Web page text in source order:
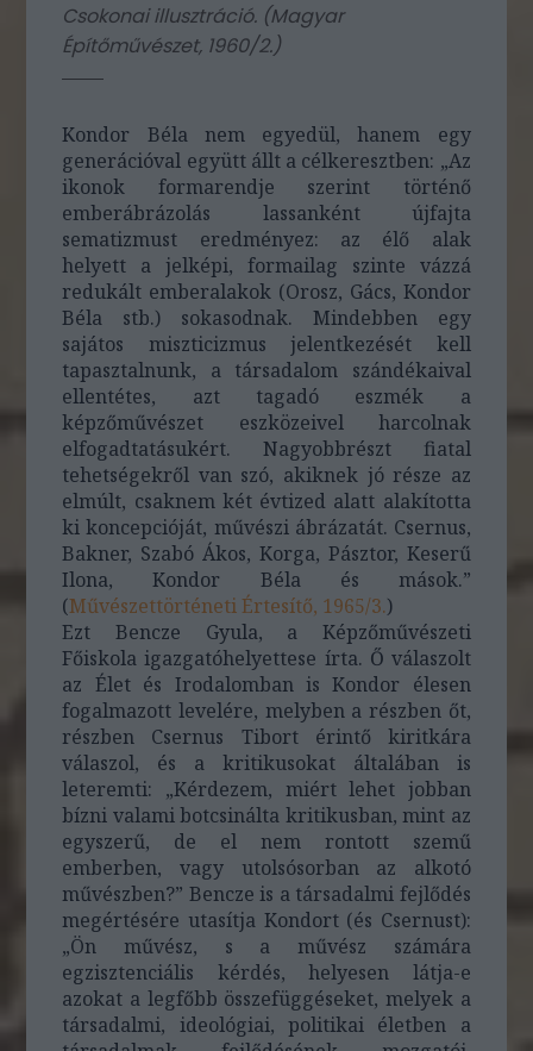
Csokonai illusztráció. (Magyar
Építőművészet, 1960/2.)
Kondor Béla nem egyedül, hanem egy
generációval együtt állt a célkeresztben: „Az
ikonok formarendje szerint történő
emberábrázolás lassanként újfajta
sematizmust eredményez: az élő alak
helyett a jelképi, formailag szinte vázzá
redukált emberalakok (Orosz, Gács, Kondor
Béla stb.) sokasodnak. Mindebben egy
sajátos miszticizmus jelentkezését kell
tapasztalnunk, a társadalom szándékaival
ellentétes, azt tagadó eszmék a
képzőművészet eszközeivel harcolnak
elfogadtatásukért. Nagyobbrészt fiatal
tehetségekről van szó, akiknek jó része az
elmúlt, csaknem két évtized alatt alakította
ki koncepcióját, művészi ábrázatát. Csernus,
Bakner, Szabó Ákos, Korga, Pásztor, Keserű
Ilona, Kondor Béla és mások.”
(Művészettörténeti Értesítő, 1965/3.)
Ezt Bencze Gyula, a Képzőművészeti
Főiskola igazgatóhelyettese írta. Ő válaszolt
az Élet és Irodalomban is Kondor élesen
fogalmazott levelére, melyben a részben őt,
részben Csernus Tibort érintő kiritkára
válaszol, és a kritikusokat általában is
leteremti: „Kérdezem, miért lehet jobban
bízni valami botcsinálta kritikusban, mint az
egyszerű, de el nem rontott szemű
emberben, vagy utolsósorban az alkotó
művészben?” Bencze is a társadalmi fejlődés
megértésére utasítja Kondort (és Csernust):
„Ön művész, s a művész számára
egzisztenciális kérdés, helyesen látja-e
azokat a legfőbb összefüggéseket, melyek a
társadalmi, ideológiai, politikai életben a